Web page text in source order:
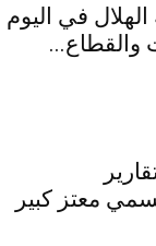
في اليوم
والقطاع...
معتز كبير